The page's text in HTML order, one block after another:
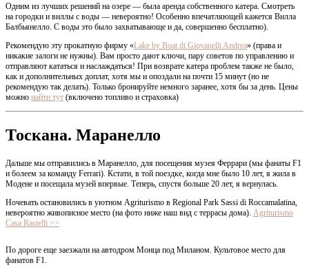
Одним из лучших решений на озере — была аренда собственного катера. Смотреть
на городки и виллы с воды — невероятно! Особенно впечатляющей кажется Вилла
Балбьянелло. С воды это было захватывающе и да, совершенно бесплатно).
Рекомендую эту прокатную фирму «Lake by Boat di Giovanelli Andrea» (права и
никакие залоги не нужны). Вам просто дают ключи, пару советов по управлению и
отправляют кататься и наслаждаться! При возврате катера проблем также не было,
как и дополнительных доплат, хотя мы и опоздали на почти 15 минут (но не
рекомендую так делать). Только бронируйте немного заранее, хотя бы за день. Цены
можно найти тут (включено топливо и страховка)
Тоскана. Маранелло
Дальше мы отправились в Маранелло, для посещения музея Феррари (мы фанаты F1
и болеем за команду Ferrari). Кстати, в той поездке, когда мне было 10 лет, я жила в
Модене и посещала музей впервые. Теперь, спустя больше 20 лет, я вернулась.
Ночевать остановились в уютном Agriturismo в Regional Park Sassi di Roccamalatina,
невероятно живописное место (на фото ниже наш вид с террасы дома). Agriturismo
Casa Rastelli >>
По дороге еще заезжали на автодром Монца под Миланом. Культовое место для
фанатов F1.